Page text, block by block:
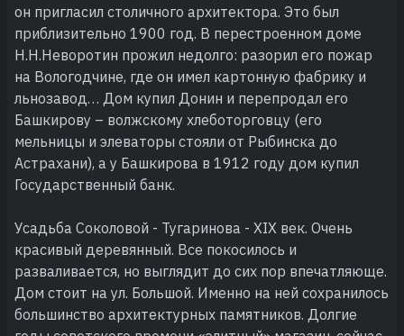
он пригласил столичного архитектора. Это был
приблизительно 1900 год. В перестроенном доме
Н.Н.Неворотин прожил недолго: разорил его пожар
на Вологодчине, где он имел картонную фабрику и
льнозавод… Дом купил Донин и перепродал его
Башкирову – волжскому хлеботорговцу (его
мельницы и элеваторы стояли от Рыбинска до
Астрахани), а у Башкирова в 1912 году дом купил
Государственный банк.
Усадьба Соколовой - Тугаринова - XIX век. Очень
красивый деревянный. Все покосилось и
разваливается, но выглядит до сих пор впечатляюще.
Дом стоит на ул. Большой. Именно на ней сохранилось
большинство архитектурных памятников. Долгие